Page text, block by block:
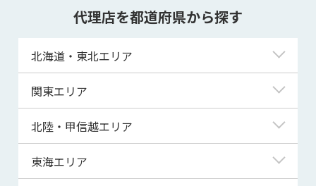
代理店を都道府県から探す
北海道・東北エリア
北海道
青森県
関東エリア
東京都
神奈川県
北陸・甲信越エリア
新潟県
東海エリア